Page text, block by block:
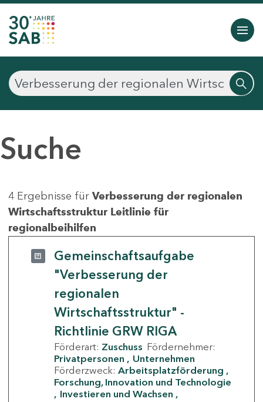
Suche
4 Ergebnisse für Verbesserung der regionalen
Wirtschaftsstruktur Leitlinie für
regionalbeihilfen
Gemeinschaftsaufgabe
"Verbesserung der
regionalen
Wirtschaftsstruktur" -
Richtlinie GRW RIGA
Förderart: Zuschuss Fördernehmer:
Privatpersonen
Unternehmen
Förderzweck: Arbeitsplatzförderung
Forschung, Innovation und Technologie
Investieren und Wachsen